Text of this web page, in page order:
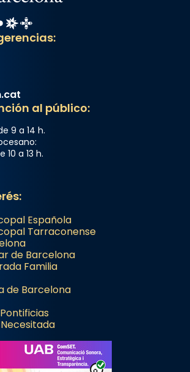
Radio Estel
Catalunya Cristiana
al público:
9 a 14 h.
10 a 13 h.
Española
Tarraconense
de Barcelona
Familia
de Barcelona